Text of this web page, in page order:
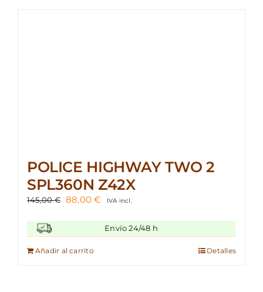
POLICE HIGHWAY TWO 2
SPL360N Z42X
145,00€ El
original
era:
145,00 €.
88,00€ El
actual
es:
IVA incl.
Envío 24/48 h
Añadir al carrito Detalles